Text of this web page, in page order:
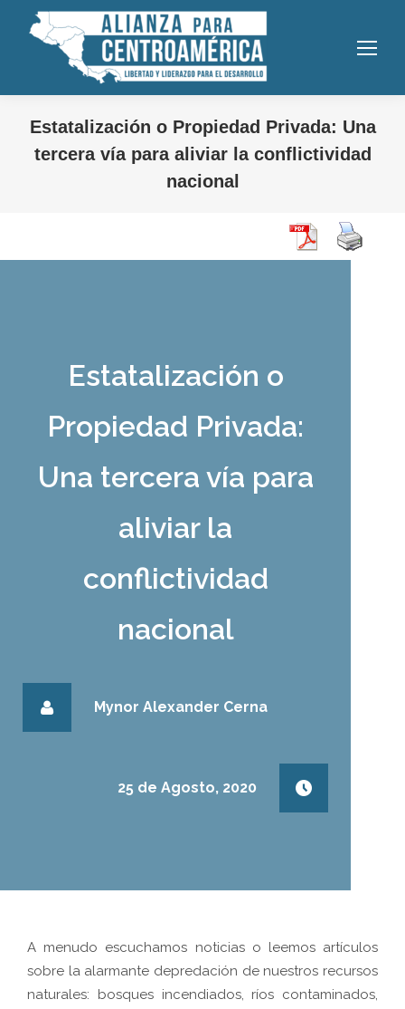
Estatalización o Propiedad Privada: Una
tercera vía para aliviar la conflictividad
nacional
Estatalización o
Propiedad Privada:
Una tercera vía para
aliviar la
conflictividad
nacional
Mynor Alexander Cerna
25 de Agosto, 2020
A menudo escuchamos noticias o leemos artículos
sobre la alarmante depredación de nuestros recursos
naturales: bosques incendiados, ríos contaminados,